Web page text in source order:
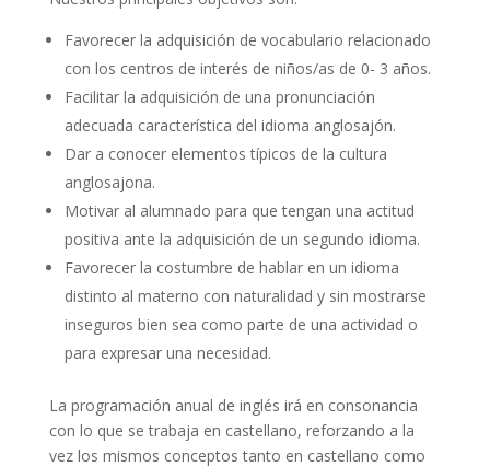
Favorecer la adquisición de vocabulario relacionado
con los centros de interés de niños/as de 0- 3 años.
Facilitar la adquisición de una pronunciación
adecuada característica del idioma anglosajón.
Dar a conocer elementos típicos de la cultura
anglosajona.
Motivar al alumnado para que tengan una actitud
positiva ante la adquisición de un segundo idioma.
Favorecer la costumbre de hablar en un idioma
distinto al materno con naturalidad y sin mostrarse
inseguros bien sea como parte de una actividad o
para expresar una necesidad.
La programación anual de inglés irá en consonancia
con lo que se trabaja en castellano, reforzando a la
vez los mismos conceptos tanto en castellano como